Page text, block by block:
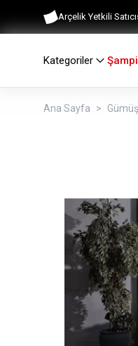
Arçelik Yetkili
Kategoriler
Ana Sayfa